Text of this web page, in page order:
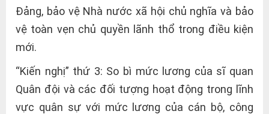
Đảng, bảo vệ Nhà nước xã hội chủ nghĩa và bảo
vệ toàn vẹn chủ quyền lãnh thổ trong điều kiện
mới.
“Kiến nghị” thứ 3: So bì mức lương của sĩ quan
Quân đội và các đối tượng hoạt động trong lĩnh
vực quân sự với mức lương của cán bộ, công